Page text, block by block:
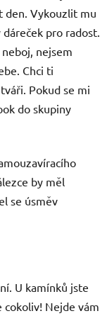
den. Vykouzlit mu
pro radost.
nejsem
Chci ti
Pokud se mi
do skupiny
by měl
se úsměv
U kamínků jste
cokoliv! Nejde vám